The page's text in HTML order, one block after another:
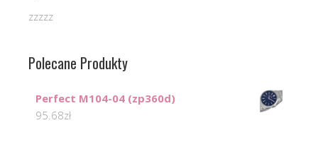
zzzzz
Polecane Produkty
Perfect M104-04 (zp360d)
95.68zł